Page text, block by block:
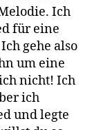
Ich
für eine
gehe also
um eine
nicht! Ich
ich
und legte